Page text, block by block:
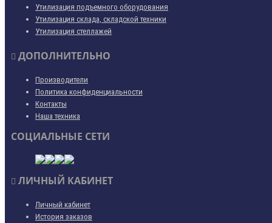
Утилизация подъемного оборудования
Утилизация склада, складской техники
Утилизация стеллажей
ДОПОЛНИТЕЛЬНО
Производители
Политика конфиденциальности
Контакты
Наша техника
СОЦИАЛЬНЫЕ СЕТИ
ЛИЧНЫЙ КАБИНЕТ
Личный кабинет
История заказов